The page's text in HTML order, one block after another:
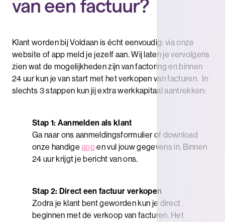
van een factuur?
Klant worden bij Voldaan is écht eenvoudig: via onze
website of app meld je jezelf aan. Wij laten je vervolgens
zien wat de mogelijkheden zijn van factoring en binnen
24 uur kun je van start met het verkopen van facturen. In
slechts 3 stappen kun jij extra werkkapitaal aantrekken:
Stap 1: Aanmelden als klant
Ga naar ons aanmeldingsformulier of download
onze handigeappen vul jouw gegevens in. Binnen
24 uur krijgt je bericht van ons.
Stap 2: Direct een factuur verkopen
Zodra je klant bent geworden kun je direct
beginnen met de verkoop van facturen. Het